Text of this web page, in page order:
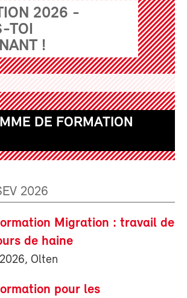
2026 -
TOI
!
DE FORMATION
2026
Migration : travail de
de haine
Olten
pour les